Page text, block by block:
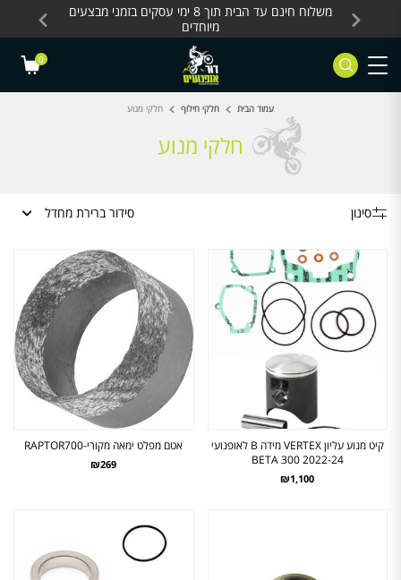
Skip to Content
Contact Us
כלים חשמליים
משלוח חינם עד הבית תוך 8 ימי עסקים בזמני מבצעים
מיוחדים
0
עמוד הבית חלקי חילוף חלקי מנוע
חלקי מנוע
סינון סידור ברירת מחדל
קיט מנוע עליון VERTEX מידה B לאופנועי
BETA 300 2022-24
₪1,100
אטם מפלט ימאה מקורי-RAPTOR700
₪269